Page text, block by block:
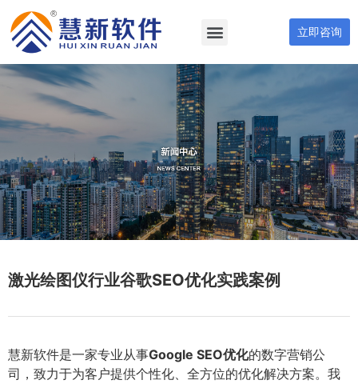
立即咨询
激光绘图仪行业谷歌SEO优化实践案例
慧新软件是一家专业从事Google SEO优化的数字营销公
司，致力于为客户提供个性化、全方位的优化解决方案。我